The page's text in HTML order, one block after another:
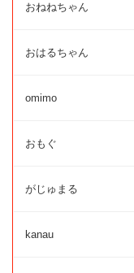
おねねちゃん
おはるちゃん
omimo
おもぐ
がじゅまる
kanau